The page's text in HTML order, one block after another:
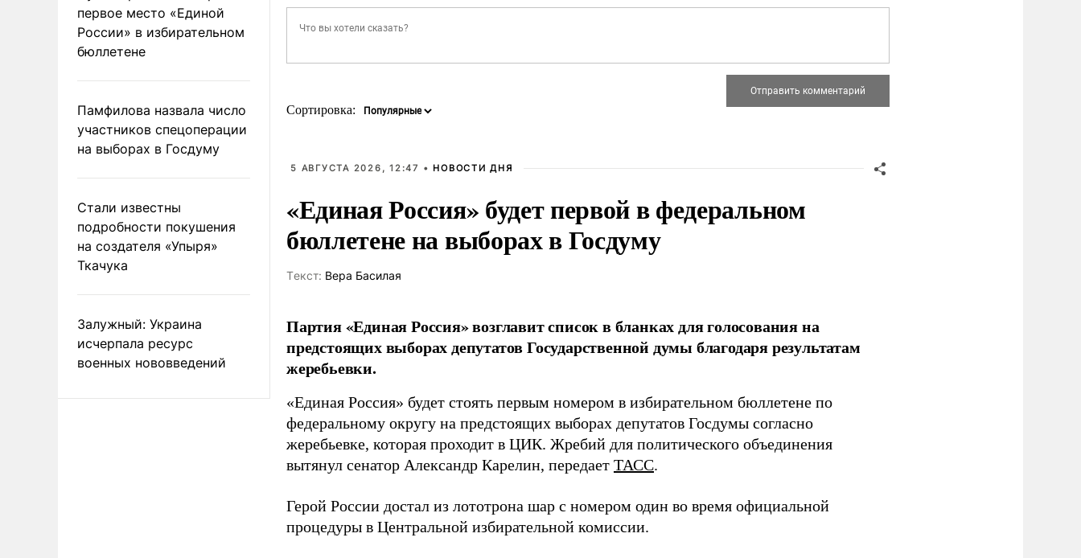
первое место «Единой
России» в избирательном
бюллетене
Памфилова назвала число
участников спецоперации
на выборах в Госдуму
Стали известны
подробности покушения
на создателя «Упыря»
Ткачука
Залужный: Украина
исчерпала ресурс
военных нововведений
Сортировка:
5 АВГУСТА 2026, 12:47 • НОВОСТИ ДНЯ
«Единая Россия» будет первой в федеральном
бюллетене на выборах в Госдуму
Tекст: Вера Басилая
Партия «Единая Россия» возглавит список в бланках для голосования на
предстоящих выборах депутатов Государственной думы благодаря результатам
жеребьевки.
«Единая Россия» будет стоять первым номером в избирательном бюллетене по
федеральному округу на предстоящих выборах депутатов Госдумы согласно
жеребьевке, которая проходит в ЦИК. Жребий для политического объединения
вытянул сенатор Александр Карелин, передает ТАСС.
Герой России достал из лототрона шар с номером один во время официальной
процедуры в Центральной избирательной комиссии.